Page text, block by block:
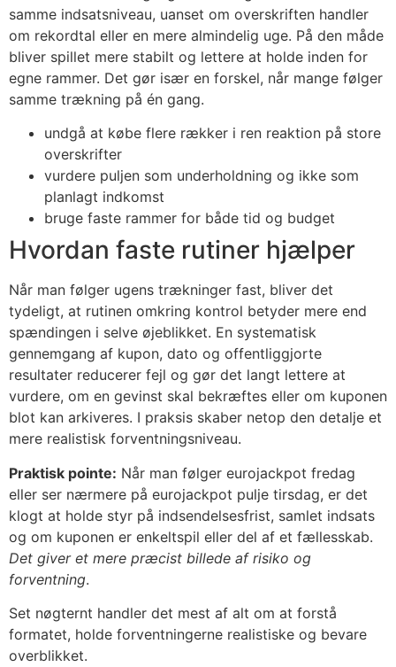
samme indsatsniveau, uanset om overskriften handler
om rekordtal eller en mere almindelig uge. På den måde
bliver spillet mere stabilt og lettere at holde inden for
egne rammer. Det gør især en forskel, når mange følger
samme trækning på én gang.
undgå at købe flere rækker i ren reaktion på store
overskrifter
vurdere puljen som underholdning og ikke som
planlagt indkomst
bruge faste rammer for både tid og budget
Hvordan faste rutiner hjælper
Når man følger ugens trækninger fast, bliver det
tydeligt, at rutinen omkring kontrol betyder mere end
spændingen i selve øjeblikket. En systematisk
gennemgang af kupon, dato og offentliggjorte
resultater reducerer fejl og gør det langt lettere at
vurdere, om en gevinst skal bekræftes eller om kuponen
blot kan arkiveres. I praksis skaber netop den detalje et
mere realistisk forventningsniveau.
Praktisk pointe: Når man følger eurojackpot fredag
eller ser nærmere på eurojackpot pulje tirsdag, er det
klogt at holde styr på indsendelsesfrist, samlet indsats
og om kuponen er enkeltspil eller del af et fællesskab.
Det giver et mere præcist billede af risiko og
forventning.
Set nøgternt handler det mest af alt om at forstå
formatet, holde forventningerne realistiske og bevare
overblikket.